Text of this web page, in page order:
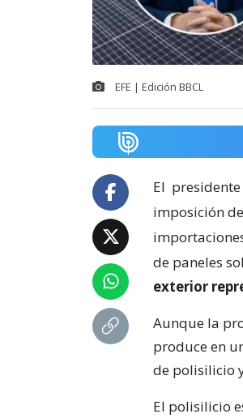
EFE | Edición BBCL
El
imposición
de paneles
exterior
Aunque la
produce en
de polisilicio
El polisilicio